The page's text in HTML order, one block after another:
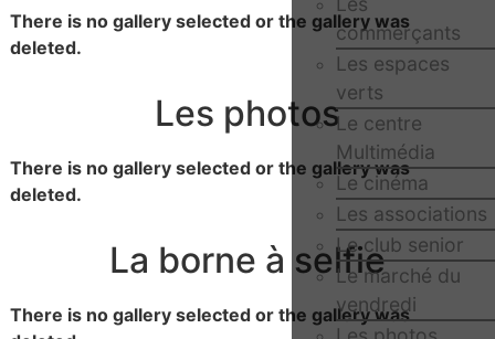
commerçants
Les espaces
verts
Le centre
Multimédia
Le cinéma
Les associations
Le club senior
Le marché du
vendredi
There is no gallery selected or the gallery was
deleted.
Les photos
There is no gallery selected or the gallery was
deleted.
La borne à selfie
There is no gallery selected or the gallery was